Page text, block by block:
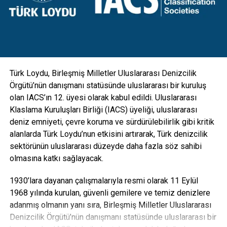
gibi ekipmanlarla da entegre edilebilecek esneklikte
Türk Loydu, Birleşmiş Milletler Uluslararası Denizcilik
Örgütü’nün danışmanı statüsünde uluslararası bir kuruluş
olan IACS’ın 12. üyesi olarak kabul edildi. Uluslararası
Klaslama Kuruluşları Birliği (IACS) üyeliği, uluslararası
deniz emniyeti, çevre koruma ve sürdürülebilirlik gibi kritik
alanlarda Türk Loydu’nun etkisini artırarak, Türk denizcilik
sektörünün uluslararası düzeyde daha fazla söz sahibi
olmasına katkı sağlayacak.
1930’lara dayanan çalışmalarıyla resmi olarak 11 Eylül
1968 yılında kurulan, güvenli gemilere ve temiz denizlere
adanmış olmanın yanı sıra, Birleşmiş Milletler Uluslararası
Denizcilik Örgütü’nün danışmanı statüsünde uluslararası bir